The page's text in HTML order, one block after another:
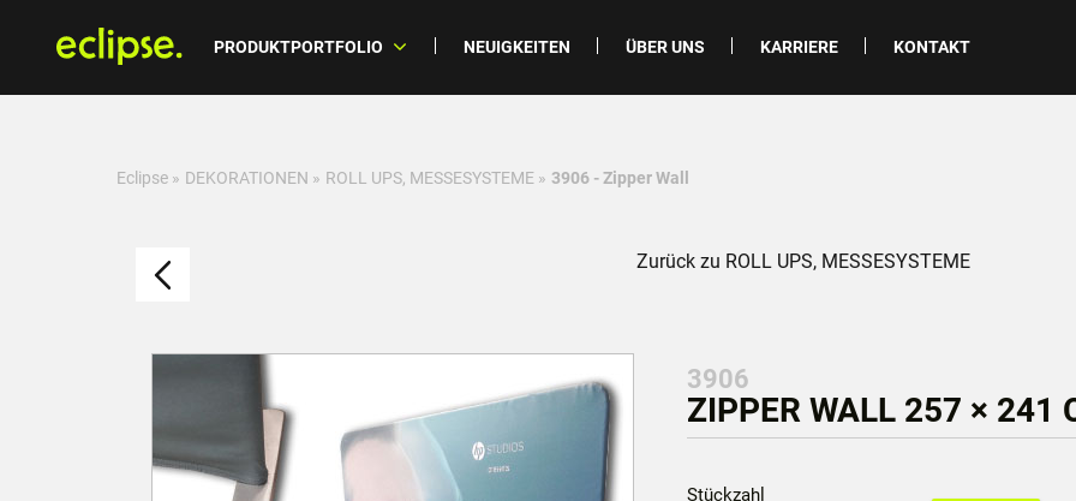
PRODUKTPORTFOLIO NEUIGKEITEN ÜBER UNS KARRIERE KONTAKT
Eclipse » DEKORATIONEN » ROLL UPS, MESSESYSTEME » 3906 - Zipper Wall
Zurück zu ROLL UPS, MESSESYSTEME
3906
ZIPPER WALL 257 × 241
Stückzahl